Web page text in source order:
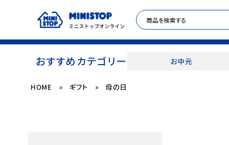
おすすめカテゴリー お中元
ACCOUNT MENU
HOME » ギフト » 母の日